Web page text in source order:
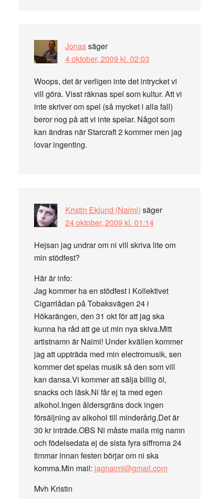
Jonassäger
4 oktober, 2009 kl. 02:03
Woops, det är verligen inte det intrycket vi
vill göra. Visst räknas spel som kultur. Att vi
inte skriver om spel (så mycket i alla fall)
beror nog på att vi inte spelar. Något som
kan ändras när Starcraft 2 kommer men jag
lovar ingenting.
Kristin Eklund (Naimi) säger
24 oktober, 2009 kl. 01:14
Hejsan jag undrar om ni vill skriva lite om
min stödfest?
Här är info:
Jag kommer ha en stödfest i Kollektivet
Cigarrlådan på Tobaksvägen 24 i
Hökarängen, den 31 okt för att jag ska
kunna ha råd att ge ut min nya skiva.Mitt
artistnamn är Naimi! Under kvällen kommer
jag att uppträda med min electromusik, sen
kommer det spelas musik så den som vill
kan dansa.Vi kommer att sälja billig öl,
snacks och läsk.Ni får ej ta med egen
alkohol.Ingen åldersgräns dock ingen
försäljning av alkohol till minderårig.Det är
30 kr inträde.OBS Ni måste maila mig namn
och födelsedata ej de sista fyra siffrorna 24
timmar innan festen börjar om ni ska
komma.Min mail: jagnaimi@gmail.com
Mvh Kristin